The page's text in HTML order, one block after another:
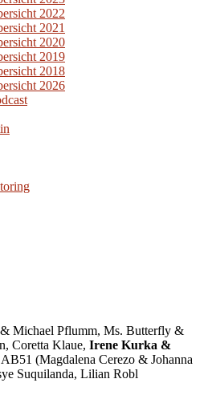
2022
2021
2020
2019
2018
2026
Michael Pflumm, Ms. Butterfly &
Coretta Klaue, Irene Kurka &
(Magdalena Cerezo & Johanna
Suquilanda, Lilian Robl